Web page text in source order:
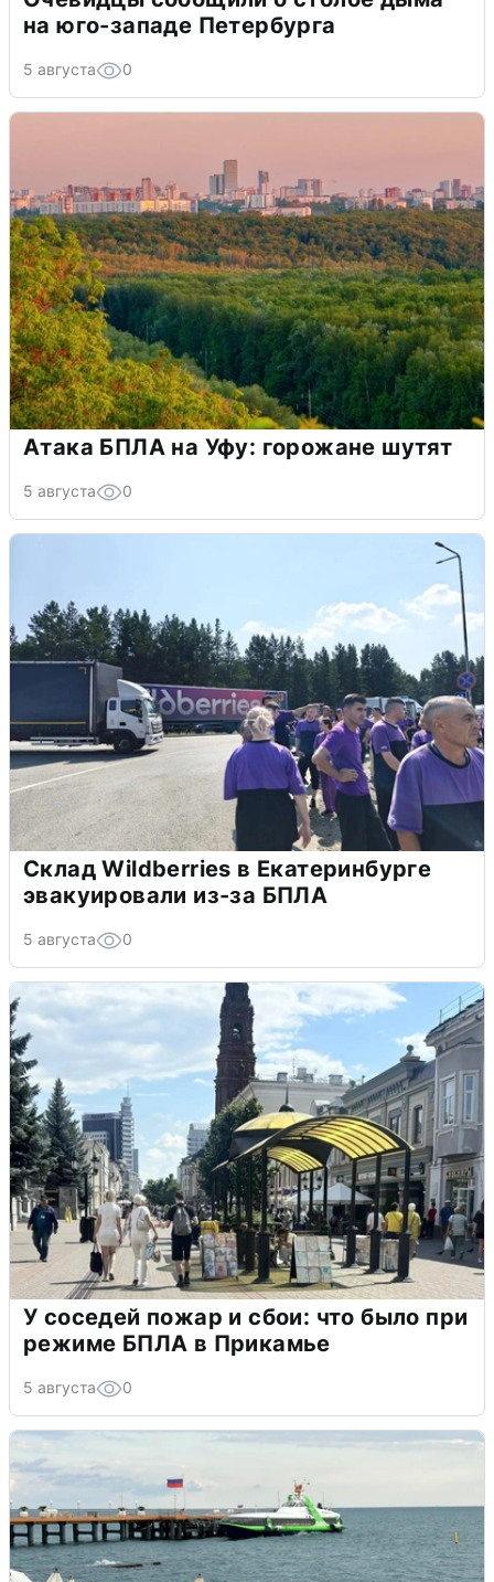
на юго-западе Петербурга
5 августа 0
Атака БПЛА на Уфу: горожане шутят
5 августа 0
Склад Wildberries в Екатеринбурге
эвакуировали из-за БПЛА
5 августа 0
У соседей пожар и сбои: что было при
режиме БПЛА в Прикамье
5 августа 0